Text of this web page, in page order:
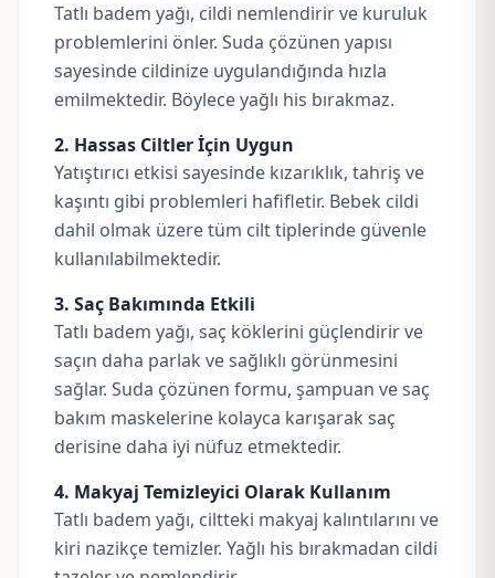
Tatlı badem yağı, cildi nemlendirir ve kuruluk
problemlerini önler. Suda çözünen yapısı
sayesinde cildinize uygulandığında hızla
emilmektedir. Böylece yağlı his bırakmaz.
2. Hassas Ciltler İçin Uygun
Yatıştırıcı etkisi sayesinde kızarıklık, tahriş ve
kaşıntı gibi problemleri hafifletir. Bebek cildi
dahil olmak üzere tüm cilt tiplerinde güvenle
kullanılabilmektedir.
3. Saç Bakımında Etkili
Tatlı badem yağı, saç köklerini güçlendirir ve
saçın daha parlak ve sağlıklı görünmesini
sağlar. Suda çözünen formu, şampuan ve saç
bakım maskelerine kolayca karışarak saç
derisine daha iyi nüfuz etmektedir.
4. Makyaj Temizleyici Olarak Kullanım
Tatlı badem yağı, ciltteki makyaj kalıntılarını ve
kiri nazikçe temizler. Yağlı his bırakmadan cildi